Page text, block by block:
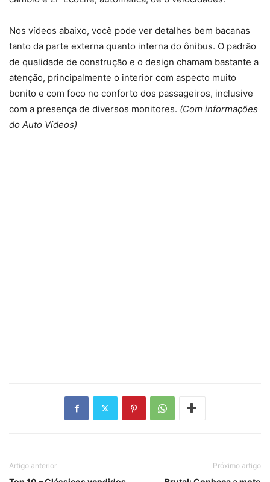
Nos vídeos abaixo, você pode ver detalhes bem bacanas
tanto da parte externa quanto interna do ônibus. O padrão
de qualidade de construção e o design chamam bastante a
atenção, principalmente o interior com aspecto muito
bonito e com foco no conforto dos passageiros, inclusive
com a presença de diversos monitores. (Com informações
do Auto Vídeos)
Artigo anterior Próximo artigo